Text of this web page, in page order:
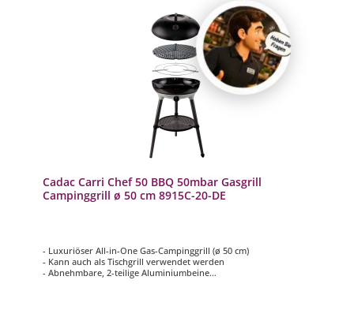
Cadac Carri Chef 50 BBQ 50mbar Gasgrill
Campinggrill ø 50 cm 8915C-20-DE
- Luxuriöser All-in-One Gas-Campinggrill (ø 50 cm)
- Kann auch als Tischgrill verwendet werden
- Abnehmbare, 2-teilige Aluminiumbeine